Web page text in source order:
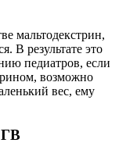
мальтодекстрин,
В результате это
педиатров, если
возможно
вес, ему
ГВ